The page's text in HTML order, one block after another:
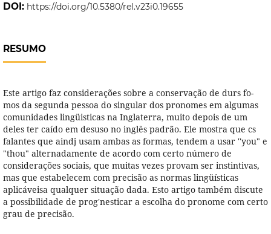
DOI: https://doi.org/10.5380/rel.v23i0.19655
RESUMO
Este artigo faz considerações sobre a conservação de durs fo-
mos da segunda pessoa do singular dos pronomes em algumas
comunidades lingüisticas na Inglaterra, muito depois de um
deles ter caído em desuso no inglês padrão. Ele mostra que cs
falantes que aindj usam ambas as formas, tendem a usar ''you" e
"thou" alternadamente de acordo com certo número de
considerações sociais, que muitas vezes provam ser instintivas,
mas que estabelecem com precisão as normas lingüísticas
aplicáveisa qualquer situação dada. Esto artigo também discute
a possibilidade de prog'nesticar a escolha do pronome com certo
grau de precisão.